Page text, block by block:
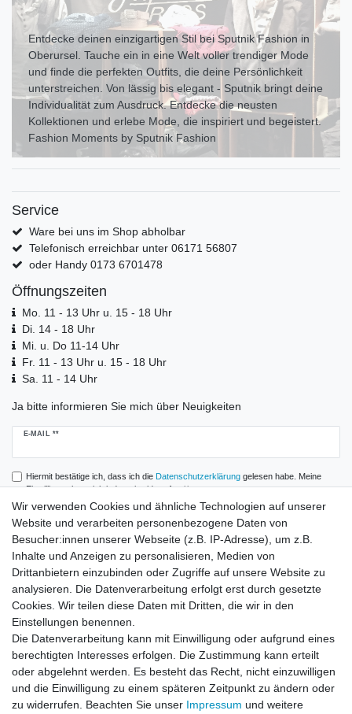
Entdecke deinen einzigartigen Stil bei Sputnik Fashion in
Oberursel. Tauche ein in eine Welt voller trendiger Mode
und finde die perfekten Outfits, die deine Persönlichkeit
unterstreichen. Von lässig bis elegant - Sputnik bringt deine
Individualität zum Ausdr uck. Entdecke die neusten
Kollektionen und erlebe Mode, die inspiriert und begeistert.
Fashion Moments by Sputnik Fashion
Service
Ware bei uns im Shop abholbar
Telefonisch erreichbar unter 06171 56807
oder Handy 0173 6701478
Öffnungszeiten
Mo. 11 - 13 Uhr u. 15 - 18 Uhr
Di. 14 - 18 Uhr
Mi. u. Do 11-14 Uhr
Fr. 11 - 13 Uhr u. 15 - 18 Uhr
Sa. 11 - 14 Uhr
Ja bitte informieren Sie mich über Neuigkeiten
E-MAIL **
Newsletter
Hiermit bestätige ich, dass ich die Daten­schutz­erklärunggelesen habe. Meine
Einwilligung kann ich jederzeit widerrufen.**
Abonnieren
** Hierbei handelt es sich um ein Pflichtfeld.
Zahlung und Versand
Wir verwenden Cookies und ähnliche Technologien auf unserer
Website und verarbeiten personenbezogene Daten von
Besucher:innen unserer Webseite (z.B. IP-Adresse), um z.B.
Inhalte und Anzeigen zu personalisieren, Medien von
Drittanbietern einzubinden oder Zugriffe auf unsere Website zu
analysieren. Die Datenverarbeitung erfolgt erst durch gesetzte
Cookies. Wir teilen diese Daten mit Dritten, die wir in den
Einstellungen benennen.
Die Datenverarbeitung kann mit Einwilligung oder aufgrund eines
berechtigten Interesses erfolgen. Die Zustimmung kann erteilt
oder abgelehnt werden. Es besteht das Recht, nicht einzuwilligen
und die Einwilligung zu einem späteren Zeitpunkt zu ändern oder
zu widerrufen. Beachten Sie unser Impressum und weitere